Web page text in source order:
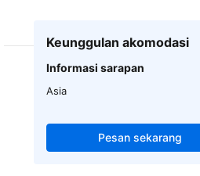
Keunggulan akomodasi
Informasi sarapan
Asia
Pesan sekarang